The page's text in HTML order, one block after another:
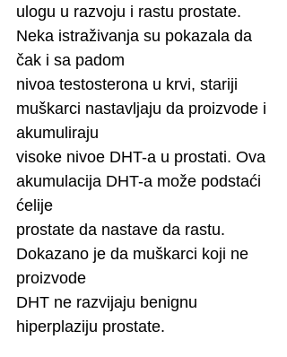
ulogu u razvoju i rastu prostate.
Neka istraživanja su pokazala da
čak i sa padom
nivoa testosterona u krvi, stariji
muškarci nastavljaju da proizvode i
akumuliraju
visoke nivoe DHT-a u prostati. Ova
akumulacija DHT-a može podstaći
ćelije
prostate da nastave da rastu.
Dokazano je da muškarci koji ne
proizvode
DHT ne razvijaju benignu
hiperplaziju prostate.